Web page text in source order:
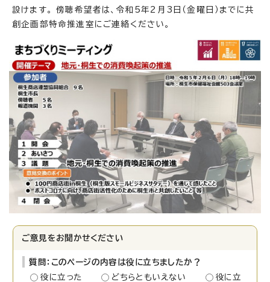
設けます。 傍聴希望者は、令和5年2月3日（金曜日）までに共
創企画部特命推進室にご連絡ください。
ご意見をお聞かせください
質問：このページの内容は役に立ちましたか？
役に立った
どちらともいえない
役に立